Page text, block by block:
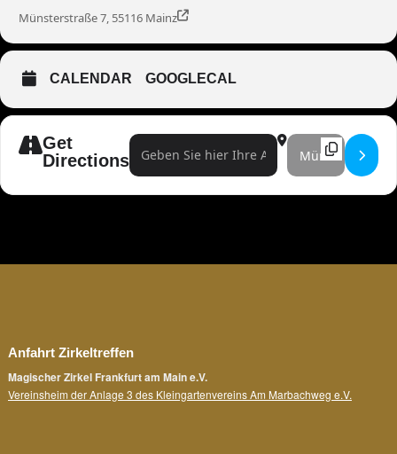
Münsterstraße 7, 55116 Mainz
CALENDAR GOOGLECAL
Get
Directions
Address - Poesie & Wahnsinn []Destination Address
Anfahrt Zirkeltreffen
Magischer Zirkel Frankfurt am Main e.V.
Vereinsheim der Anlage 3 des Kleingartenvereins Am Marbachweg e.V.